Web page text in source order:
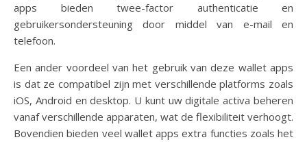
apps bieden twee-factor authenticatie en
gebruikersondersteuning door middel van e-mail en
telefoon.
Een ander voordeel van het gebruik van deze wallet apps
is dat ze compatibel zijn met verschillende platforms zoals
iOS, Android en desktop. U kunt uw digitale activa beheren
vanaf verschillende apparaten, wat de flexibiliteit verhoogt.
Bovendien bieden veel wallet apps extra functies zoals het